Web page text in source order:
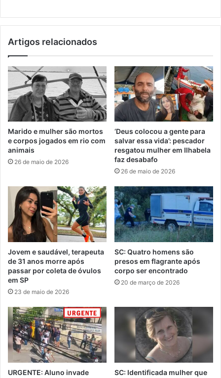
Artigos relacionados
Marido e mulher são mortos
e corpos jogados em rio com
animais
26 de maio de 2026
‘Deus colocou a gente para
salvar essa vida’: pescador
resgatou mulher em Ilhabela
faz desabafo
26 de maio de 2026
Jovem e saudável, terapeuta
de 31 anos morre após
passar por coleta de óvulos
em SP
23 de maio de 2026
SC: Quatro homens são
presos em flagrante após
corpo ser encontrado
20 de março de 2026
URGENTE: Aluno invade
SC: Identificada mulher que